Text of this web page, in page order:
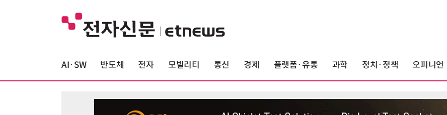
AI·SW 반도체 전자 모빌리티 통신 경제 플랫폼·유통 과학 정치·정책 오피니언